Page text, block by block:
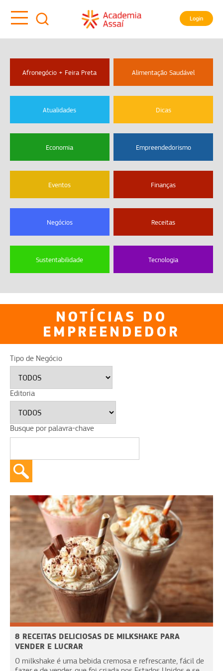
Login
Afronegócio + Feira Preta Alimentação Saudável
Atualidades Dicas
Economia Empreendedorismo
Eventos Finanças
Negócios Receitas
Sustentabilidade Tecnologia
NOTÍCIAS DO
EMPREENDEDOR
Tipo de Negócio
Editoria
Busque por palavra-chave
8 RECEITAS DELICIOSAS DE MILKSHAKE PARA
VENDER E LUCRAR
O milkshake é uma bebida cremosa e refrescante, fácil de